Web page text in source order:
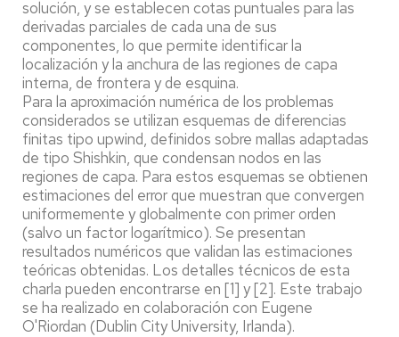
solución, y se establecen cotas puntuales para las
derivadas parciales de cada una de sus
componentes, lo que permite identificar la
localización y la anchura de las regiones de capa
interna, de frontera y de esquina.
Para la aproximación numérica de los problemas
considerados se utilizan esquemas de diferencias
finitas tipo upwind, definidos sobre mallas adaptadas
de tipo Shishkin, que condensan nodos en las
regiones de capa. Para estos esquemas se obtienen
estimaciones del error que muestran que convergen
uniformemente y globalmente con primer orden
(salvo un factor logarítmico). Se presentan
resultados numéricos que validan las estimaciones
teóricas obtenidas. Los detalles técnicos de esta
charla pueden encontrarse en [1] y [2]. Este trabajo
se ha realizado en colaboración con Eugene
O'Riordan (Dublin City University, Irlanda).